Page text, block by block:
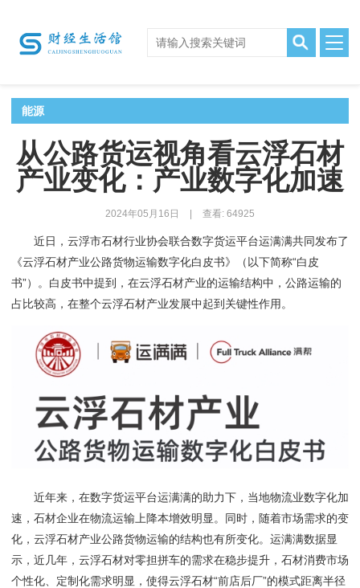
能源
从公路货运视角看云浮石材
产业变化：产业数字化加速
2024年05月16日 查看: 64925
近日，云浮市石材行业协会联合数字货运平台运满满共同发布了
《云浮石材产业公路货物运输数字化白皮书》（以下简称“白皮
书”）。白皮书中提到，在云浮石材产业的运输结构中，公路运输的
占比较高，在整个云浮石材产业发展中起到关键性作用。
近年来，在数字货运平台运满满的助力下，当地物流业数字化加
速，石材企业在物流运输上降本增效明显。同时，随着市场需求的变
化，云浮石材产业公路货物运输的结构也有所变化。运满满数据显
示，近几年，云浮石材对零担拼车的需求在稳步提升，石材消费市场
个性化、定制化需求明显，使得云浮石材“前店后厂”的模式距离半径